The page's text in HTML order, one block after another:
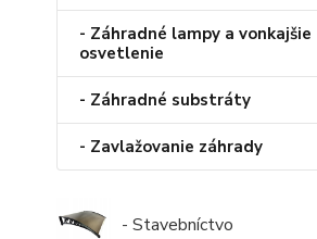
- Záhradné lampy a vonkajšie
osvetlenie
- Záhradné substráty
- Zavlažovanie záhrady
- Stavebníctvo